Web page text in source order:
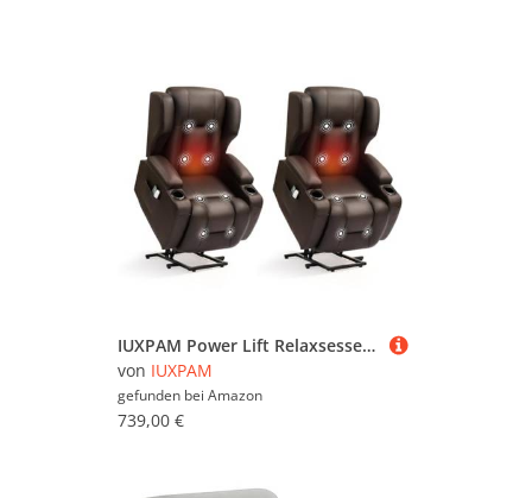
IUXPAM Power Lift Relaxsessel, PU-Leder mit Wärme und Massage, elektrischer Relaxsessel für Heimkino, Fernseher, verstellbare Rückenlehne und Beine, Senioren-Liftsessel für das Wohnzimmer (2, Braun)
von IUXPAM
gefunden bei Amazon
739,00 €